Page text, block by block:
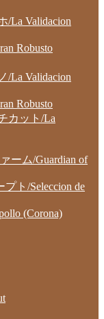
/La Validacion
Robusto
/La Validacion
Robusto
カット/La
ーム/Guardian of
ト/Seleccion de
(Corona)